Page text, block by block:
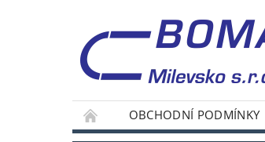
OBCHODNÍ PODMÍNKY